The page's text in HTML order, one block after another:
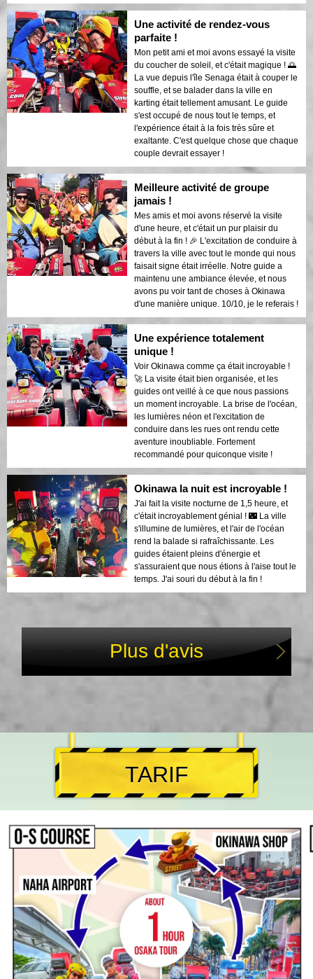
Une activité de rendez-vous
parfaite !
Mon petit ami et moi avons essayé la visite
du coucher de soleil, et c'était magique ! 🌅
La vue depuis l'île Senaga était à couper le
souffle, et se balader dans la ville en
karting était tellement amusant. Le guide
s'est occupé de nous tout le temps, et
l'expérience était à la fois très sûre et
exaltante. C'est quelque chose que chaque
couple devrait essayer !
Meilleure activité de groupe
jamais !
Mes amis et moi avons réservé la visite
d'une heure, et c'était un pur plaisir du
début à la fin ! 🎉 L'excitation de conduire à
travers la ville avec tout le monde qui nous
faisait signe était irréelle. Notre guide a
maintenu une ambiance élevée, et nous
avons pu voir tant de choses à Okinawa
d'une manière unique. 10/10, je le referais !
Une expérience totalement
unique !
Voir Okinawa comme ça était incroyable !
🚀 La visite était bien organisée, et les
guides ont veillé à ce que nous passions
un moment incroyable. La brise de l'océan,
les lumières néon et l'excitation de
conduire dans les rues ont rendu cette
aventure inoubliable. Fortement
recommandé pour quiconque visite !
Okinawa la nuit est incroyable !
J'ai fait la visite nocturne de 1,5 heure, et
c'était incroyablement génial ! 🌃 La ville
s'illumine de lumières, et l'air de l'océan
rend la balade si rafraîchissante. Les
guides étaient pleins d'énergie et
s'assuraient que nous étions à l'aise tout le
temps. J'ai souri du début à la fin !
Plus d'avis
TARIF